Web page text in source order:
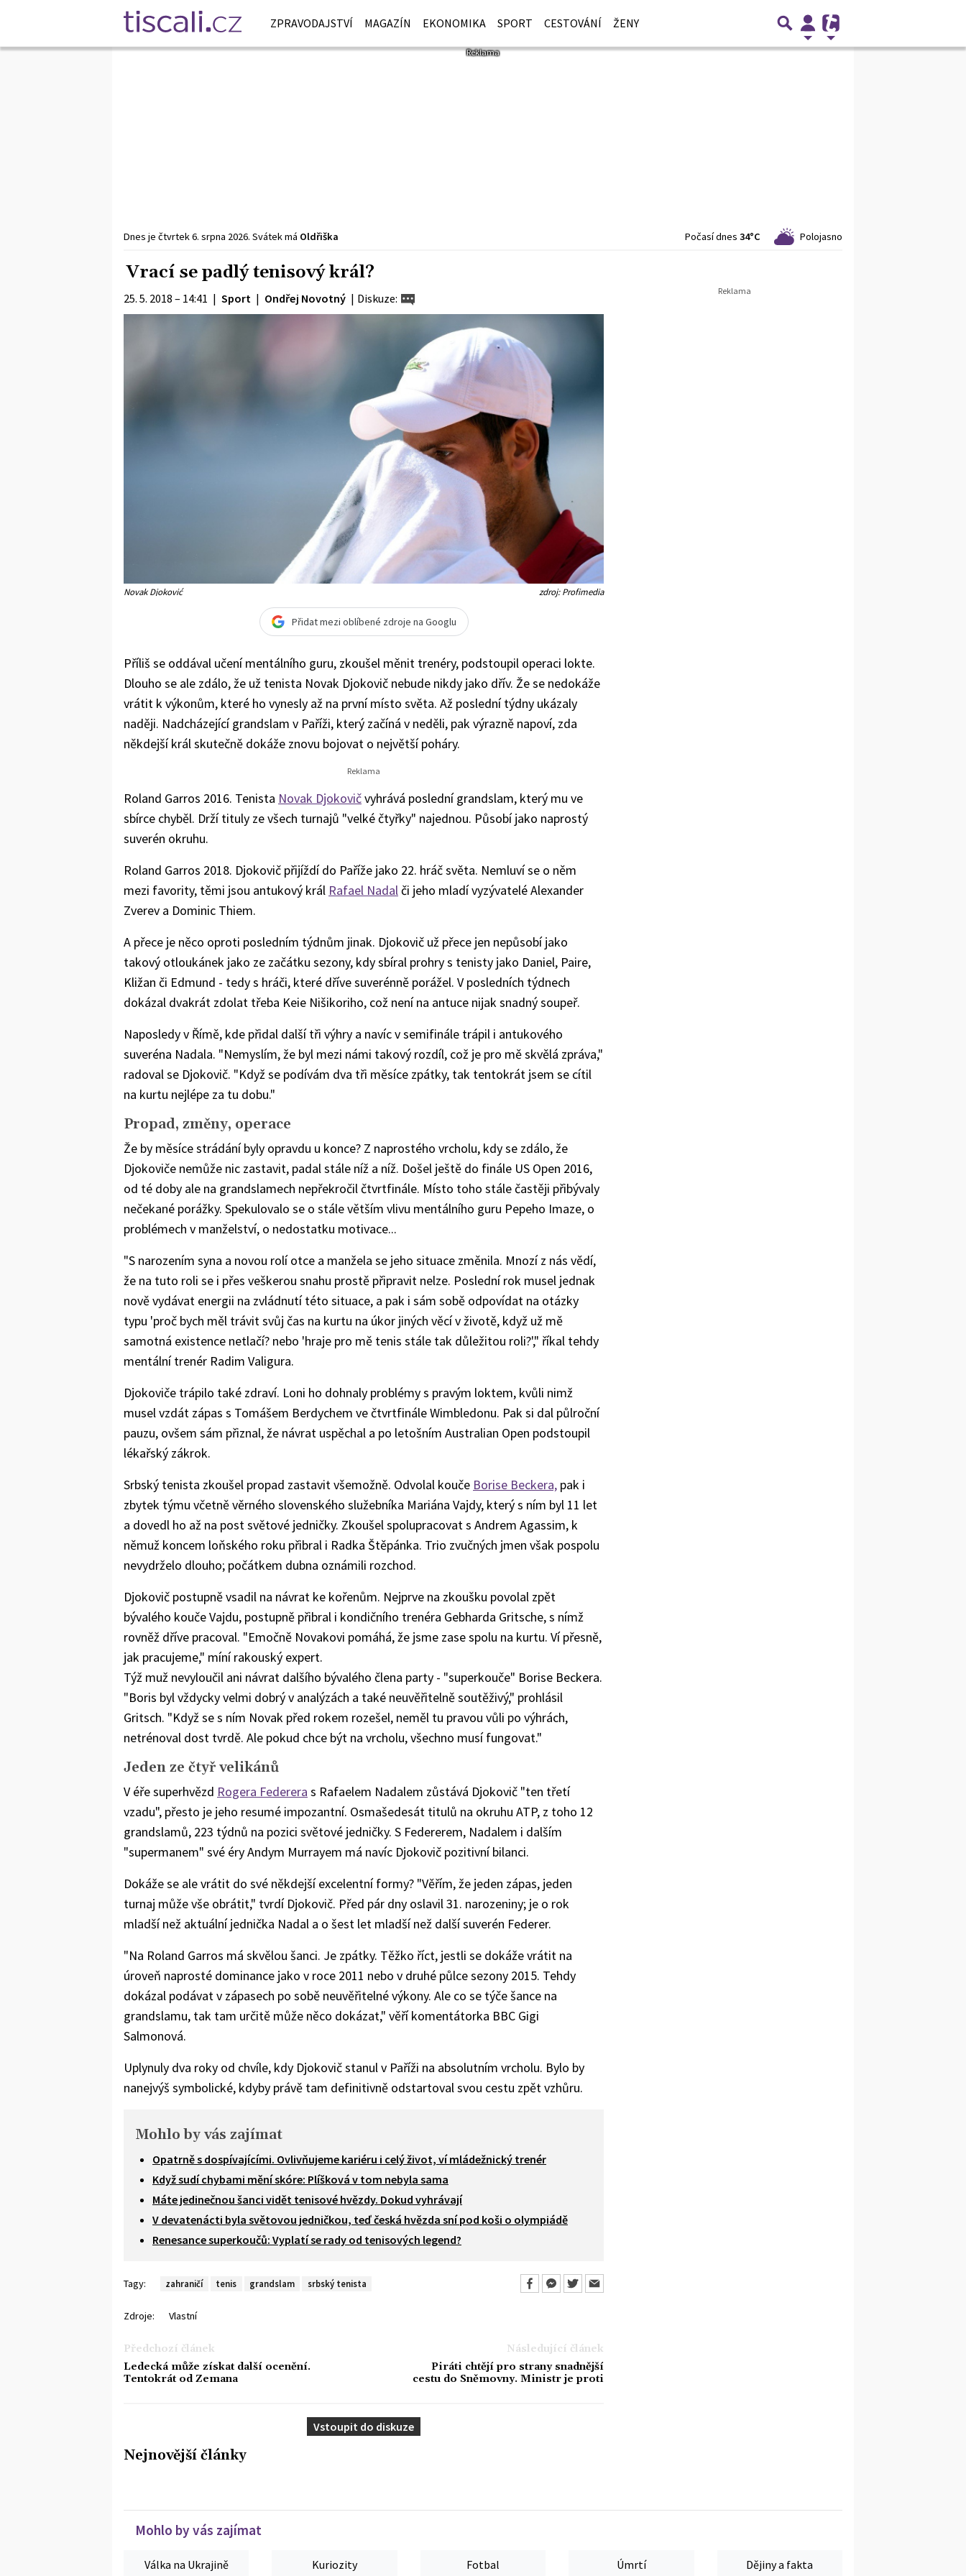
ZPRAVODAJSTVÍ MAGAZÍN EKONOMIKA SPORT CESTOVÁNÍ ŽENY
Dnes je čtvrtek6. srpna 2026. Svátek má Oldřiška Počasí dnes 34°C Polojasno
Vrací se padlý tenisový král?
25. 5. 2018 – 14:41 | Sport | Ondřej Novotný | Diskuze:
Novak Djoković zdroj: Profimedia
Přidat mezi oblíbené zdroje na Googlu
Příliš se oddával učení mentálního guru, zkoušel měnit trenéry, podstoupil operaci lokte.
Dlouho se ale zdálo, že už tenista Novak Djokovič nebude nikdy jako dřív. Že se nedokáže
vrátit k výkonům, které ho vynesly až na první místo světa. Až poslední týdny ukázaly
naději. Nadcházející grandslam v Paříži, který začíná v neděli, pak výrazně napoví, zda
někdejší král skutečně dokáže znovu bojovat o největší poháry.
Roland Garros 2016. Tenista Novak Djokovičvyhrává poslední grandslam, který mu ve
sbírce chyběl. Drží tituly ze všech turnajů "velké čtyřky" najednou. Působí jako naprostý
suverén okruhu.
Roland Garros 2018. Djokovič přijíždí do Paříže jako 22. hráč světa. Nemluví se o něm
mezi favority, těmi jsou antukový král Rafael Nadalči jeho mladí vyzývatelé Alexander
Zverev a Dominic Thiem.
A přece je něco oproti posledním týdnům jinak. Djokovič už přece jen nepůsobí jako
takový otloukánek jako ze začátku sezony, kdy sbíral prohry s tenisty jako Daniel, Paire,
Kližan či Edmund - tedy s hráči, které dříve suverénně porážel. V posledních týdnech
dokázal dvakrát zdolat třeba Keie Nišikoriho, což není na antuce nijak snadný soupeř.
Naposledy v Římě, kde přidal další tři výhry a navíc v semifinále trápil i antukového
suveréna Nadala. "Nemyslím, že byl mezi námi takový rozdíl, což je pro mě skvělá zpráva,"
radoval se Djokovič. "Když se podívám dva tři měsíce zpátky, tak tentokrát jsem se cítil
na kurtu nejlépe za tu dobu."
Propad, změny, operace
Že by měsíce strádání byly opravdu u konce? Z naprostého vrcholu, kdy se zdálo, že
Djokoviče nemůže nic zastavit, padal stále níž a níž. Došel ještě do finále US Open 2016,
od té doby ale na grandslamech nepřekročil čtvrtfinále. Místo toho stále častěji přibývaly
nečekané porážky. Spekulovalo se o stále větším vlivu mentálního guru Pepeho Imaze, o
problémech v manželství, o nedostatku motivace...
"S narozením syna a novou rolí otce a manžela se jeho situace změnila. Mnozí z nás vědí,
že na tuto roli se i přes veškerou snahu prostě připravit nelze. Poslední rok musel jednak
nově vydávat energii na zvládnutí této situace, a pak i sám sobě odpovídat na otázky
typu 'proč bych měl trávit svůj čas na kurtu na úkor jiných věcí v životě, když už mě
samotná existence netlačí? nebo 'hraje pro mě tenis stále tak důležitou roli?'," říkal tehdy
mentální trenér Radim Valigura.
Djokoviče trápilo také zdraví. Loni ho dohnaly problémy s pravým loktem, kvůli nimž
musel vzdát zápas s Tomášem Berdychem ve čtvrtfinále Wimbledonu. Pak si dal půlroční
pauzu, ovšem sám přiznal, že návrat uspěchal a po letošním Australian Open podstoupil
lékařský zákrok.
Srbský tenista zkoušel propad zastavit všemožně. Odvolal kouče Borise Beckera, pak i
zbytek týmu včetně věrného slovenského služebníka Mariána Vajdy, který s ním byl 11 let
a dovedl ho až na post světové jedničky. Zkoušel spolupracovat s Andrem Agassim, k
němuž koncem loňského roku přibral i Radka Štěpánka. Trio zvučných jmen však pospolu
nevydrželo dlouho; počátkem dubna oznámili rozchod.
Djokovič postupně vsadil na návrat ke kořenům. Nejprve na zkoušku povolal zpět
bývalého kouče Vajdu, postupně přibral i kondičního trenéra Gebharda Gritsche, s nímž
rovněž dříve pracoval. "Emočně Novakovi pomáhá, že jsme zase spolu na kurtu. Ví přesně,
jak pracujeme," míní rakouský expert.
Týž muž nevyloučil ani návrat dalšího bývalého člena party - "superkouče" Borise Beckera.
"Boris byl vždycky velmi dobrý v analýzách a také neuvěřitelně soutěživý," prohlásil
Gritsch. "Když se s ním Novak před rokem rozešel, neměl tu pravou vůli po výhrách,
netrénoval dost tvrdě. Ale pokud chce být na vrcholu, všechno musí fungovat."
Jeden ze čtyř velikánů
V éře superhvězd Rogera Federera s Rafaelem Nadalem zůstává Djokovič "ten třetí
vzadu", přesto je jeho resumé impozantní. Osmašedesát titulů na okruhu ATP, z toho 12
grandslamů, 223 týdnů na pozici světové jedničky. S Federerem, Nadalem i dalším
"supermanem" své éry Andym Murrayem má navíc Djokovič pozitivní bilanci.
Dokáže se ale vrátit do své někdejší excelentní formy? "Věřím, že jeden zápas, jeden
turnaj může vše obrátit," tvrdí Djokovič. Před pár dny oslavil 31. narozeniny; je o rok
mladší než aktuální jednička Nadal a o šest let mladší než další suverén Federer.
"Na Roland Garros má skvělou šanci. Je zpátky. Těžko říct, jestli se dokáže vrátit na
úroveň naprosté dominance jako v roce 2011 nebo v druhé půlce sezony 2015. Tehdy
dokázal podávat v zápasech po sobě neuvěřitelné výkony. Ale co se týče šance na
grandslamu, tak tam určitě může něco dokázat," věří komentátorka BBC Gigi
Salmonová.
Uplynuly dva roky od chvíle, kdy Djokovič stanul v Paříži na absolutním vrcholu. Bylo by
nanejvýš symbolické, kdyby právě tam definitivně odstartoval svou cestu zpět vzhůru.
Mohlo by vás zajímat
Opatrně s dospívajícími. Ovlivňujeme kariéru i celý život, ví mládežnický trenér
Když sudí chybami mění skóre: Plíšková v tom nebyla sama
Máte jedinečnou šanci vidět tenisové hvězdy. Dokud vyhrávají
V devatenácti byla světovou jedničkou, teď česká hvězda sní pod koši o olympiádě
Renesance superkoučů: Vyplatí se rady od tenisových legend?
Tagy: zahraničí tenis grandslam srbský tenista
Zdroje: Vlastní
Předchozí článek
Ledecká může získat další ocenění.
Tentokrát od Zemana
Následující článek
Piráti chtějí pro strany snadnější
cestu do Sněmovny. Ministr je proti
Vstoupit do diskuze
Nejnovější články
Mohlo by vás zajímat
Válka na Ukrajině Kuriozity Fotbal Úmrtí Dějiny a fakta